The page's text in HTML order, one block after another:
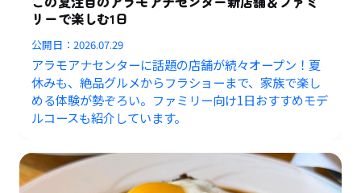
リーで楽しむ1日
公開日：2026.07.29
アラモアナセンターに話題の店舗が続々オープン！夏
休みも、絶品グルメからフラショーまで、家族で楽し
める体験が勢ぞろい。ファミリー向け1日おすすめモデ
ルコースも紹介しています。